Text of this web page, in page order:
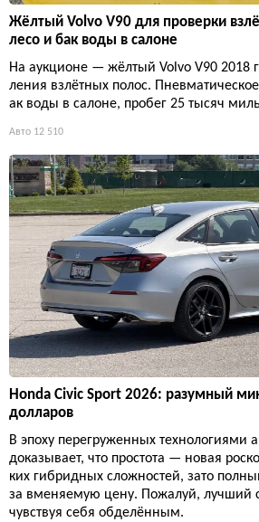
Жёлтый Volvo V90 для проверки
лесо и бак воды в салоне
На аукционе — жёлтый Volvo V90 2018
ления взлётных полос.
ак воды в салоне, пробег 25 тысяч
Авто 12 510
Honda Civic Sport 2026: разумный
долларов
В эпоху перегруженных технологиями
доказывает, что простота — новая
ких гибридных сложностей, зато
за вменяемую цену. Пожалуй, лучший
чувствуя себя обделённым.